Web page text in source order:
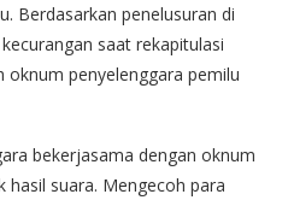
Berdasarkan penelusuran di
saat rekapitulasi
oknum penyelenggara pemilu
bekerjasama dengan oknum
suara. Mengecoh para